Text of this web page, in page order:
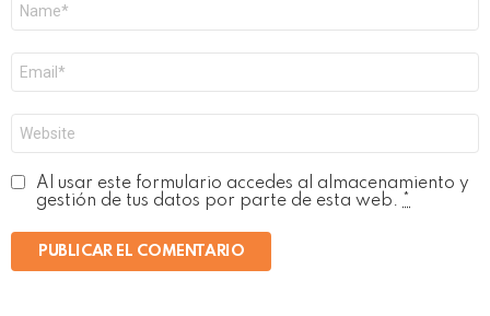
electrónico
*
Al usar este formulario accedes al almacenamiento y
gestión de tus datos por parte de esta web.